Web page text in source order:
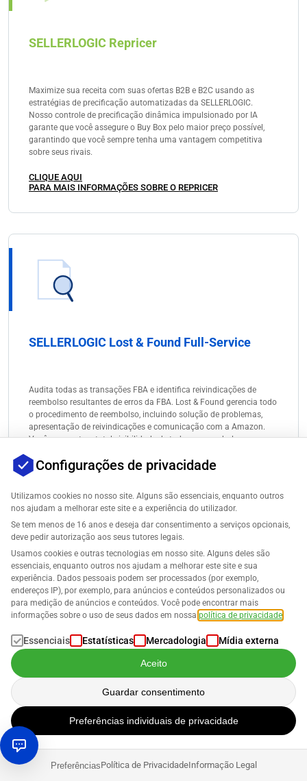
SELLERLOGIC Repricer
Maximize sua receita com suas ofertas B2B e B2C usando as
estratégias de precificação automatizadas da SELLERLOGIC.
Nosso controle de precificação dinâmica impulsionado por IA
garante que você assegure o Buy Box pelo maior preço possível,
garantindo que você sempre tenha uma vantagem competitiva
sobre seus rivais.
CLIQUE AQUI
PARA MAIS INFORMAÇÕES SOBRE O REPRICER
SELLERLOGIC Lost & Found Full-Service
Audita todas as transações FBA e identifica reivindicações de
reembolso resultantes de erros da FBA. Lost & Found gerencia todo
o procedimento de reembolso, incluindo solução de problemas,
apresentação de reivindicações e comunicação com a Amazon.
Você sempre tem total visibilidade de todos os reembolsos no seu
CLIQUE AQUI
SELLERLOGIC Business Analytics
Business Analytics para Amazon oferece uma visão geral da sua
CLIQUE AQUI
PARA MAIS INFORMAÇÕES SOBRE BUSINESS ANALYTICS
Configurações de privacidade
Utilizamos cookies no nosso site. Alguns são essenciais, enquanto outros
nos ajudam a melhorar este site e a experiência do utilizador.
Se tem menos de 16 anos e deseja dar consentimento a serviços opcionais,
deve pedir autorização aos seus tutores legais.
Usamos cookies e outras tecnologias em nosso site. Alguns deles são
essenciais, enquanto outros nos ajudam a melhorar este site e sua
experiência. Dados pessoais podem ser processados (por exemplo,
endereços IP), por exemplo, para anúncios e conteúdos personalizados ou
para medição de anúncios e conteúdos. Você pode encontrar mais
informações sobre o uso de seus dados em nossa política de privacidade
Essenciais Estatísticas Mercadologia Mídia externa
Aceito
Guardar consentimento
Preferências individuais de privacidade
PreferênciasPolítica de PrivacidadeInformação Legal